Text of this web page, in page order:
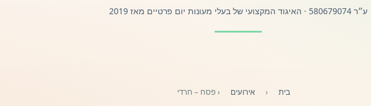
ע״ר 580679074 · האיגוד המקצועי של בעלי מעונות יום פרטיים מאז 2019
בית ‹ אירועים ‹פסח – חרדי